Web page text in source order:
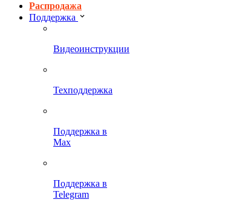
Распродажа
Поддержка
Видеоинструкции
Техподдержка
Поддержка в
Max
Поддержка в
Telegram